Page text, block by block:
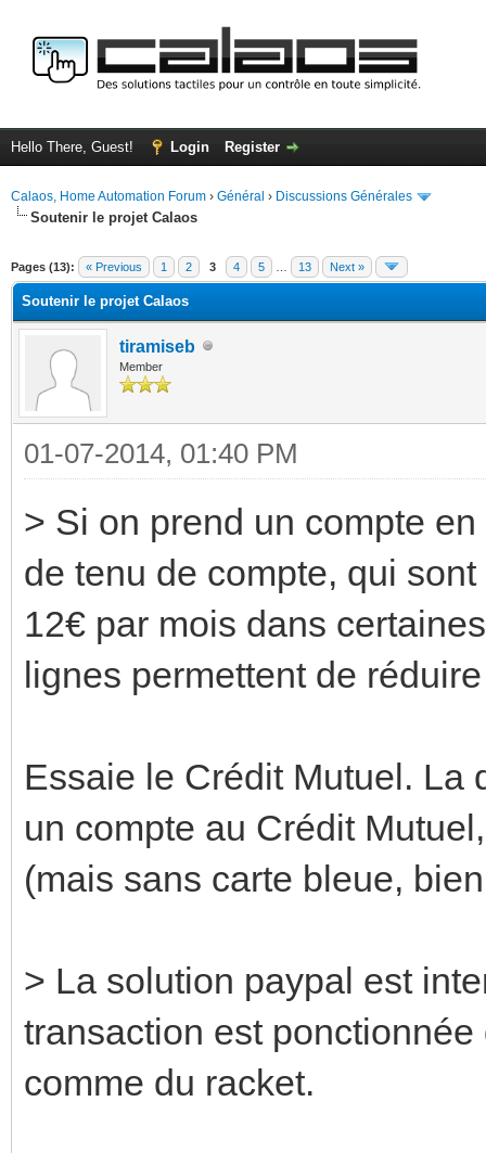
Hello There, Guest! Login Register
Calaos, Home Automation Forum › Général › Discussions Générales
Soutenir le projet Calaos
Pages (13): « Previous 1 2 3 4 5 13 Next »
Soutenir le projet Calaos
tiramiseb
Member
01-07-2014, 01:40 PM
> Si on prend un compte
de tenu de compte, qui
12€ par mois dans
lignes permettent de
Essaie le Crédit Mutuel. La
un compte au Crédit
(mais sans carte bleue,
> La solution paypal est
transaction est
comme du racket.